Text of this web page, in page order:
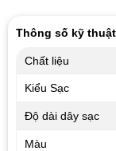
Thông số kỹ thuật
Chất liệu
Kiểu Sạc
Độ dài dây sạc
Màu